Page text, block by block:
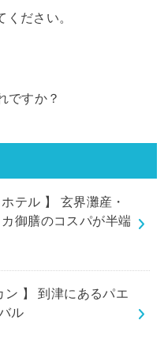
ください。
ですか？
テル 】 玄界灘産・
御膳のコスパが半端
ン 】 到津にあるパエ
ル